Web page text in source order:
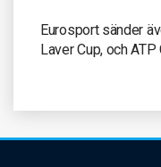
Eurosport sänder
Laver Cup, och ATP